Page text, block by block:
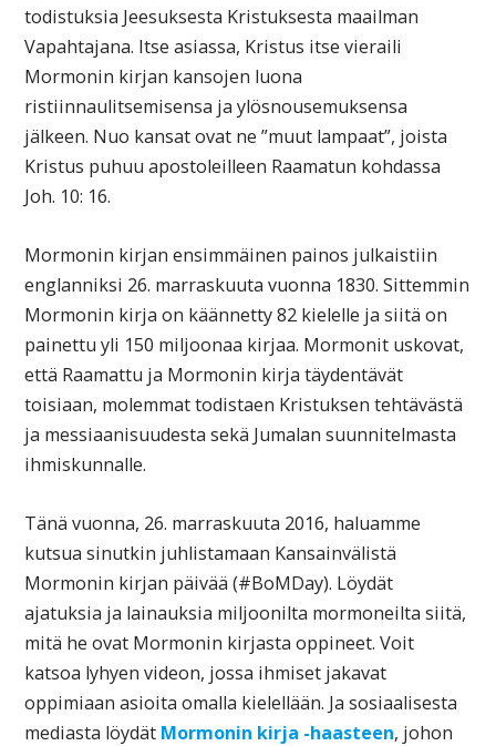
todistuksia Jeesuksesta Kristuksesta maailman
Vapahtajana. Itse asiassa, Kristus itse vieraili
Mormonin kirjan kansojen luona
ristiinnaulitsemisensa ja ylösnousemuksensa
jälkeen. Nuo kansat ovat ne ”muut lampaat”, joista
Kristus puhuu apostoleilleen Raamatun kohdassa
Joh. 10: 16.
Mormonin kirjan ensimmäinen painos julkaistiin
englanniksi 26. marraskuuta vuonna 1830. Sittemmin
Mormonin kirja on käännetty 82 kielelle ja siitä on
painettu yli 150 miljoonaa kirjaa. Mormonit uskovat,
että Raamattu ja Mormonin kirja täydentävät
toisiaan, molemmat todistaen Kristuksen tehtävästä
ja messiaanisuudesta sekä Jumalan suunnitelmasta
ihmiskunnalle.
Tänä vuonna, 26. marraskuuta 2016, haluamme
kutsua sinutkin juhlistamaan Kansainvälistä
Mormonin kirjan päivää (#BoMDay). Löydät
ajatuksia ja lainauksia miljoonilta mormoneilta siitä,
mitä he ovat Mormonin kirjasta oppineet. Voit
katsoa lyhyen videon, jossa ihmiset jakavat
oppimiaan asioita omalla kielellään. Ja sosiaalisesta
mediasta löydät Mormonin kirja -haasteen, johon